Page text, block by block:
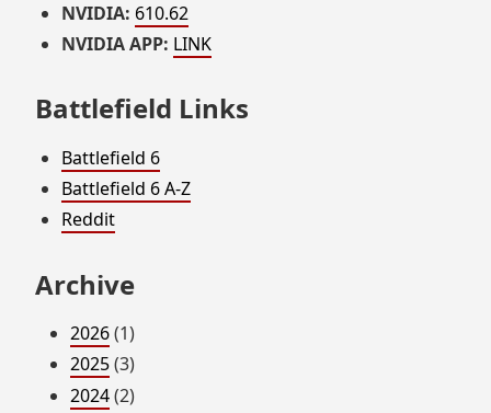
NVIDIA: 610.62
NVIDIA APP: LINK
Battlefield Links
Battlefield 6
Battlefield 6 A-Z
Reddit
Archive
2026(1)
2025(3)
2024(2)